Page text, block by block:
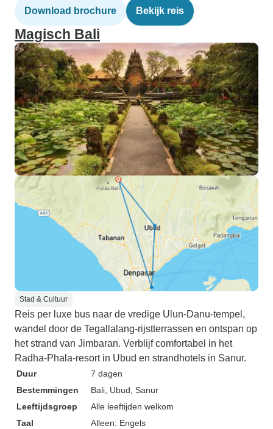
Download brochure Bekijk reis
Magisch Bali
Stad & Cultuur
Reis per luxe bus naar de vredige Ulun-Danu-tempel,
wandel door de Tegallalang-rijstterrassen en ontspan op
het strand van Jimbaran. Verblijf comfortabel in het
Radha-Phala-resort in Ubud en strandhotels in Sanur.
Duur
7 dagen
Bestemmingen
Bali , Ubud , Sanur
Leeftijdsgroep
Alle leeftijden welkom
Taal
Alleen: Engels